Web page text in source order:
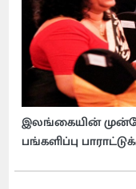
இலங்கையின்
பங்களிப்பு